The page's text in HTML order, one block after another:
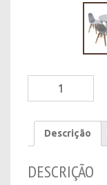
França
Redondo
Descrição
DESCRIÇÃO